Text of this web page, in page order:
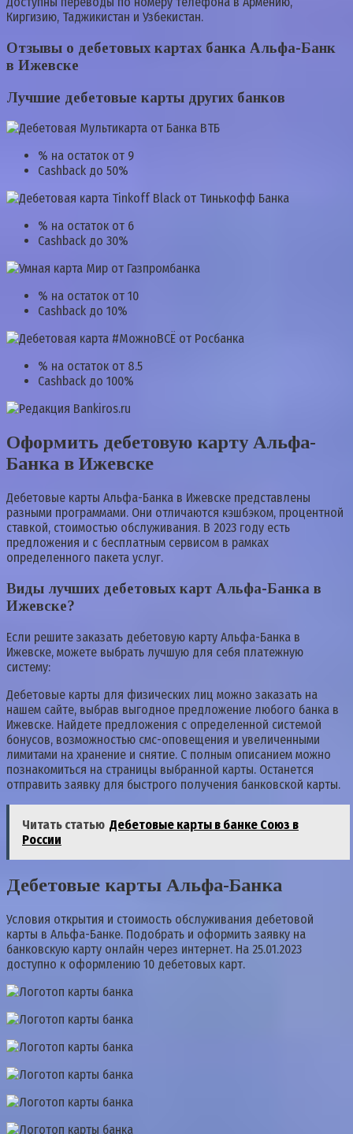
Киргизию, Таджикистан и Узбекистан.
Отзывы о дебетовых картах банка Альфа-Банк
в Ижевске
Лучшие дебетовые карты других банков
% на остаток от 9
Cashback до 50%
% на остаток от 6
Cashback до 30%
% на остаток от 10
Cashback до 10%
% на остаток от 8.5
Cashback до 100%
Оформить дебетовую карту Альфа-
Банка в Ижевске
Дебетовые карты Альфа-Банка в Ижевске представлены
разными программами. Они отличаются кэшбэком, процентной
ставкой, стоимостью обслуживания. В 2023 году есть
предложения и с бесплатным сервисом в рамках
определенного пакета услуг.
Виды лучших дебетовых карт Альфа-Банка в
Ижевске?
Если решите заказать дебетовую карту Альфа-Банка в
Ижевске, можете выбрать лучшую для себя платежную
систему:
Дебетовые карты для физических лиц можно заказать на
нашем сайте, выбрав выгодное предложение любого банка в
Ижевске. Найдете предложения с определенной системой
бонусов, возможностью смс-оповещения и увеличенными
лимитами на хранение и снятие. С полным описанием можно
познакомиться на страницы выбранной карты. Останется
отправить заявку для быстрого получения банковской карты.
Читать статью Дебетовые карты в банке Союз в
России
Дебетовые карты Альфа-Банка
Условия открытия и стоимость обслуживания дебетовой
карты в Альфа-Банке. Подобрать и оформить заявку на
банковскую карту онлайн через интернет. На 25.01.2023
доступно к оформлению 10 дебетовых карт.